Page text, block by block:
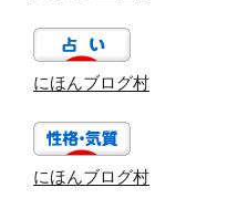
にほんブログ村
にほんブログ村